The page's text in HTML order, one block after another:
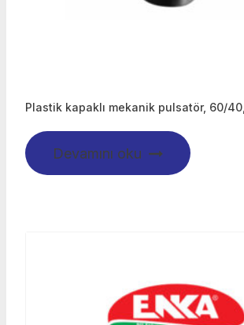
Plastik kapaklı mekanik pulsatör, 60/
Devamını oku